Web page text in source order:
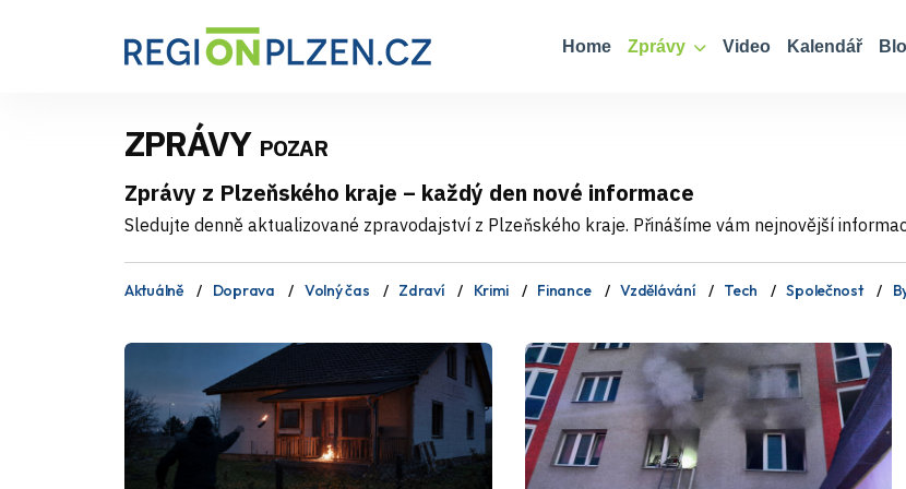
Home Zprávy Video Kalendář
ZPRÁVY POZAR
Zprávy z Plzeňského kraje – každý den nové informace
Sledujte denně aktualizované zpravodajství z Plzeňského kraje. Přinášíme vám nejnovější
Aktuálně Doprava Volný čas Zdraví Krimi Finance Vzdělávání Tech Společnost